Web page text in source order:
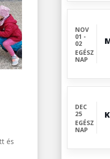
és
NOV
01 -
02
EGÉSZ
NAP
DEC
25
EGÉSZ
NAP